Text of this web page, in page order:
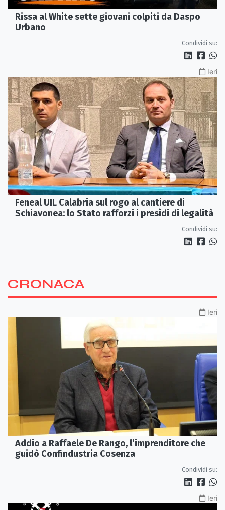
Rissa al White sette giovani colpiti da Daspo
Urbano
Condividi su:
Ieri
Feneal UIL Calabria sul rogo al cantiere di
Schiavonea: lo Stato rafforzi i presìdi di legalità
Condividi su:
CRONACA
Ieri
Addio a Raffaele De Rango, l’imprenditore che
guidò Confindustria Cosenza
Condividi su:
Ieri